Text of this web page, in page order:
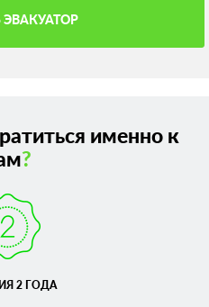
ЭВАКУАТОР
именно к
?
2 ГОДА